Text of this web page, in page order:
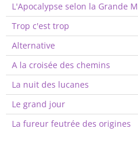
L'Apocalypse selon la Grande M
Trop c'est trop
Alternative
A la croisée des chemins
La nuit des lucanes
Le grand jour
La fureur feutrée des origines